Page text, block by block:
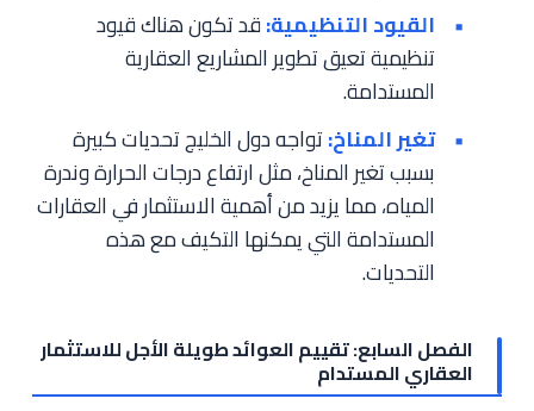
القيود التنظيمية:قد تكون هناك قيود
تنظيمية تعيق تطوير المشاريع العقارية
المستدامة.
تغير المناخ:تواجه دول الخليج تحديات كبيرة
بسبب تغير المناخ، مثل ارتفاع درجات الحرارة وندرة
المياه، مما يزيد من أهمية الاستثمار في العقارات
المستدامة التي يمكنها التكيف مع هذه
التحديات.
الفصل السابع: تقييم العوائد طويلة الأجل للاستثمار
العقاري المستدام